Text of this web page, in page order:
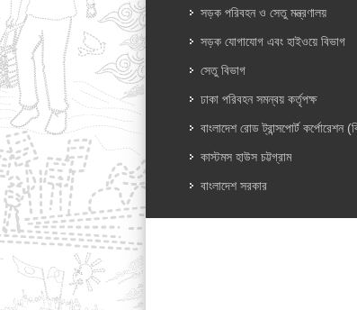
সড়ক পরিবহন ও সেতু মন্ত্রণালয়
সড়ক যোগাযোগ এবং হাইওয়ে বিভাগ
সেতু বিভাগ
ঢাকা পরিবহন সমন্বয় কর্তৃপক্ষ
বাংলাদেশ রোড ট্রান্সপোর্ট কর্পোরেশন
কাস্টমস হাউস চট্টগ্রাম
বাংলাদেশ সরকার